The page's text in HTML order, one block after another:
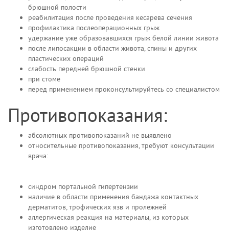
брюшной полости
реабилитация после проведения кесарева сечения
профилактика послеоперационных грыж
удержание уже образовавшихся грыж белой линии живота
после липосакции в области живота, спины и других
пластических операций
слабость передней брюшной стенки
при стоме
перед применением проконсультируйтесь со специалистом
Противопоказания:
абсолютных противопоказаний не выявлено
относительные противопоказания, требуют консультации
врача:
синдром портальной гипертензии
наличие в области применения бандажа контактных
дерматитов, трофических язв и пролежней
аллергическая реакция на материалы, из которых
изготовлено изделие